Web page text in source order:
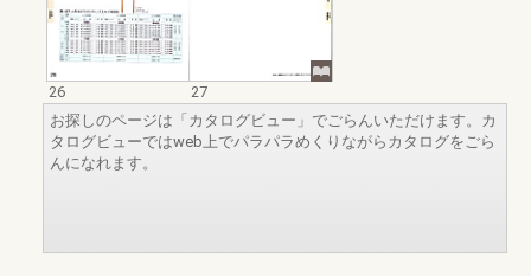
26
27
お探しのページは「カタログビュー」でごらんいただけます。カ
タログビューではweb上でパラパラめくりながらカタログをごら
んになれます。